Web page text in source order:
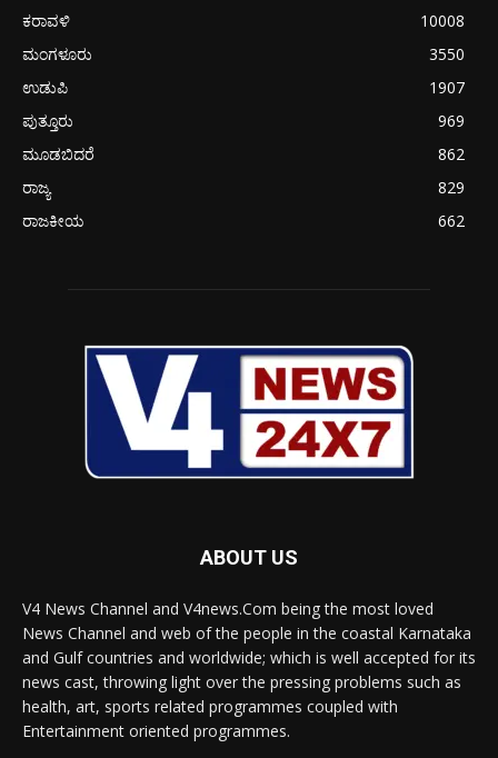
ಕರಾವಳಿ
10008
ಮಂಗಳೂರು
3550
ಉಡುಪಿ
1907
ಪುತ್ತೂರು
969
ಮೂಡಬಿದರೆ
862
ರಾಜ್ಯ
829
ರಾಜಕೀಯ
662
ABOUT US
V4 News Channel and V4news.Com being the most loved
News Channel and web of the people in the coastal Karnataka
and Gulf countries and worldwide; which is well accepted for its
news cast, throwing light over the pressing problems such as
health, art, sports related programmes coupled with
Entertainment oriented programmes.